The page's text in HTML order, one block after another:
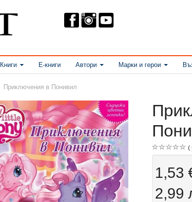
Книги Е-книги Автори Марки и герои
Приключения в Понивил
1,53
2,99